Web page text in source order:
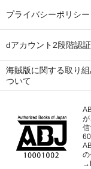
プライバシーポリシー
dアカウント2段階認
海賊版に関する取り組
ついて
→